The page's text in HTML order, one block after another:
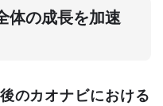
体の成長を加速
のカオナビにおける